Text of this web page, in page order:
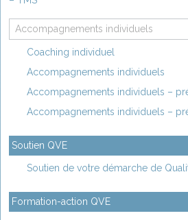
Accompagnements individuels
Coaching individuel
Accompagnements individuels
Accompagnements individuels –
Accompagnements individuels –
Soutien QVE
Soutien de votre démarche de
Formation-action QVE